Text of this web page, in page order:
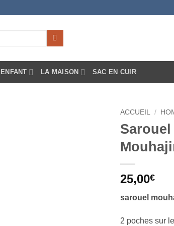
ENFANT LA MAISON SAC EN CUIR
ACCUEIL /
25,00€
sarouel
2 poches sur